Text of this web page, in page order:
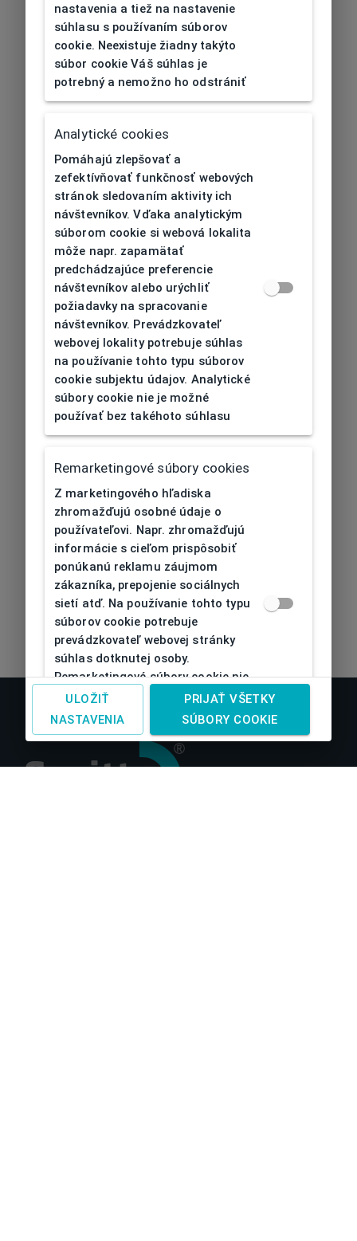
404| Nenájdené
nastavenia a tiež na nastavenie
súhlasu s používaním súborov
cookie. Neexistuje žiadny takýto
súbor cookie Váš súhlas je
potrebný a nemožno ho odstrániť
Analytické cookies
Pomáhajú zlepšovať a
zefektívňovať funkčnosť webových
stránok sledovaním aktivity ich
návštevníkov. Vďaka analytickým
súborom cookie si webová lokalita
môže napr. zapamätať
predchádzajúce preferencie
návštevníkov alebo urýchliť
požiadavky na spracovanie
návštevníkov. Prevádzkovateľ
webovej lokality potrebuje súhlas
na používanie tohto typu súborov
cookie subjektu údajov. Analytické
súbory cookie nie je možné
používať bez takéhoto súhlasu
Remarketingové súbory cookies
Z marketingového hľadiska
zhromažďujú osobné údaje o
používateľovi. Napr. zhromažďujú
informácie s cieľom prispôsobiť
ponúkanú reklamu záujmom
zákazníka, prepojenie sociálnych
sietí atď. Na používanie tohto typu
súborov cookie potrebuje
prevádzkovateľ webovej stránky
súhlas dotknutej osoby.
Remarketingové súbory cookie nie
je možné bez takéhoto súhlasu
používať
ULOŽIŤ
NASTAVENIA
PRIJAŤ VŠETKY
SÚBORY COOKIE